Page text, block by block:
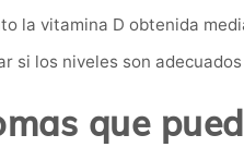
la vitamina D obtenida
si los niveles son
que